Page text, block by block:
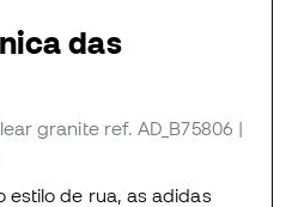
das
granite ref. AD_B75806 |
estilo de rua, as adidas